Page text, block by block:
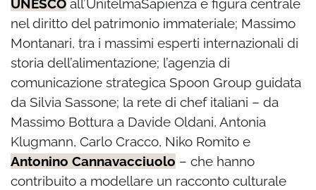
UNESCO all’UnitelmaSapienza e figura centrale
nel diritto del patrimonio immateriale; Massimo
Montanari, tra i massimi esperti internazionali di
storia dell’alimentazione; l’agenzia di
comunicazione strategica Spoon Group guidata
da Silvia Sassone; la rete di chef italiani – da
Massimo Bottura a Davide Oldani, Antonia
Klugmann, Carlo Cracco, Niko Romito e
Antonino Cannavacciuolo – che hanno
contribuito a modellare un racconto culturale